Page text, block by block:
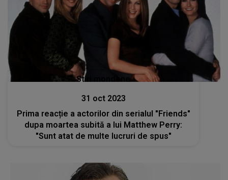
Stiri mondene
31 oct 2023
Prima reacție a actorilor din serialul "Friends"
dupa moartea subită a lui Matthew Perry:
"Sunt atat de multe lucruri de spus"